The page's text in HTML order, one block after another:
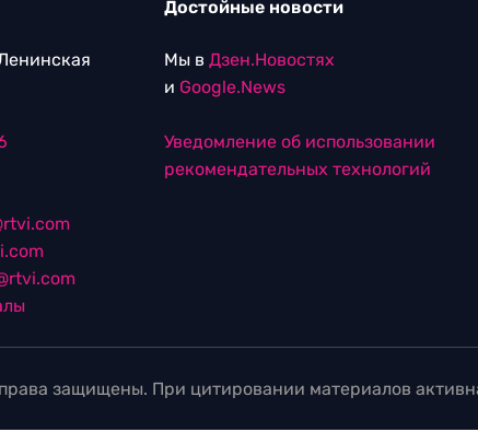
Достойные новости
Мы в Дзен.Новостях
и Google.News
Уведомление об использовании
рекомендательных технологий
защищены. При цитировании материалов